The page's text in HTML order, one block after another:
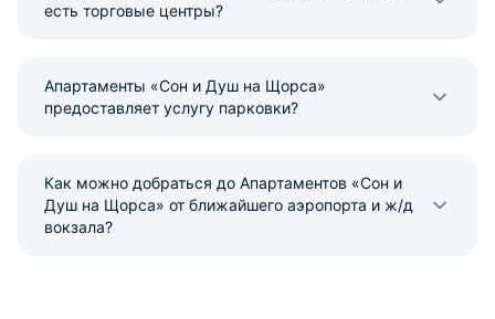
есть торговые центры?
Апартаменты «Сон и Душ на Щорса»
предоставляет услугу парковки?
Как можно добраться до Апартаментов «Сон и
Душ на Щорса» от ближайшего аэропорта и ж/д
вокзала?